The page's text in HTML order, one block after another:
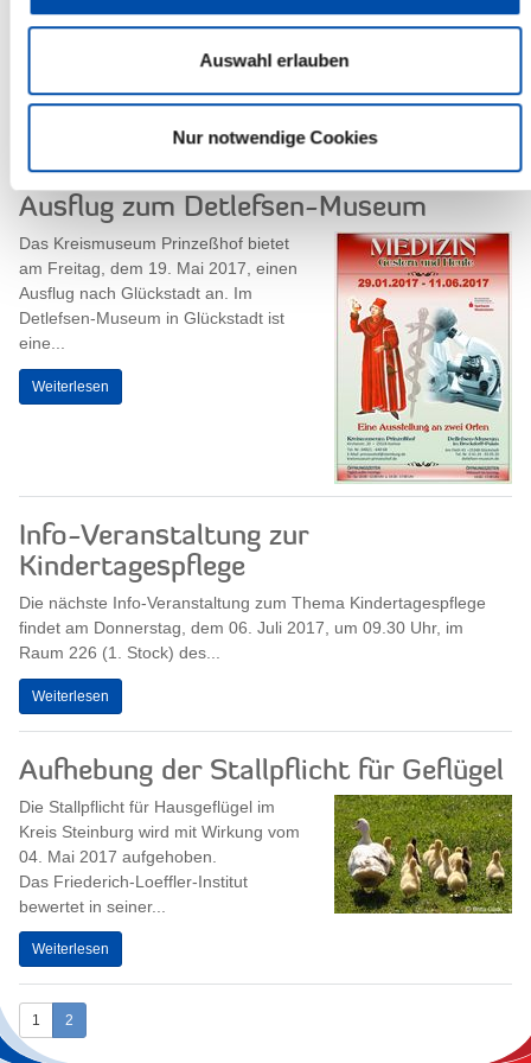
Auswahl erlauben
Nur notwendige Cookies
17.00 Uhr, tagt der Hauptausschuss
Sitzungsort ist der Historische
Kreistagssaal,...
Ausflug zum Detlefsen-Museum
Das Kreismuseum Prinzeßhof bietet
am Freitag, dem 19. Mai 2017, einen
Ausflug nach Glückstadt an. Im
Detlefsen-Museum in Glückstadt ist
eine...
Weiterlesen
Info-Veranstaltung zur
Kindertagespflege
Die nächste Info-Veranstaltung zum Thema Kindertagespflege
findet am Donnerstag, dem 06. Juli 2017, um 09.30 Uhr, im
Raum 226 (1. Stock) des...
Weiterlesen
Aufhebung der Stallpflicht für Geflügel
Die Stallpflicht für Hausgeflügel im
Kreis Steinburg wird mit Wirkung vom
04. Mai 2017 aufgehoben.
Das Friederich-Loeffler-Institut
bewertet in seiner...
Weiterlesen
1 2